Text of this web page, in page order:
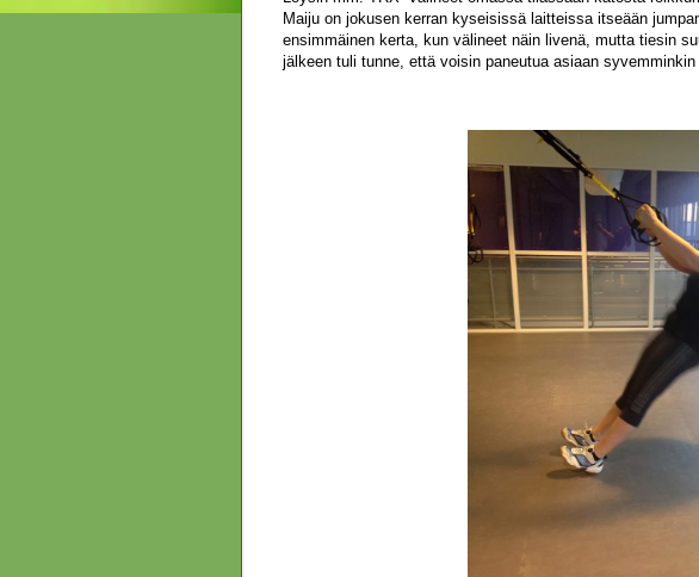
Maiju on jokusen kerran kyseisissä laitteissa itseään
ensimmäinen kerta, kun välineet näin livenä, mutta tiesin
jälkeen tuli tunne, että voisin paneutua asiaan